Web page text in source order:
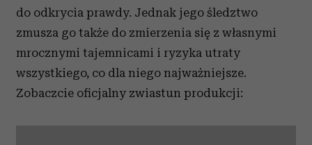
do odkrycia prawdy. Jednak jego śledztwo
zmusza go także do zmierzenia się z własnymi
mrocznymi tajemnicami i ryzyka utraty
wszystkiego, co dla niego najważniejsze.
Zobaczcie oficjalny zwiastun produkcji: